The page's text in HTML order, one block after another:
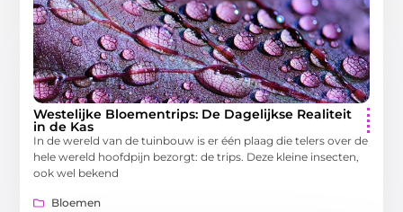
Westelijke Bloementrips: De Dagelijkse Realiteit
in de Kas
In de wereld van de tuinbouw is er één plaag die telers over de
hele wereld hoofdpijn bezorgt: de trips. Deze kleine insecten,
ook wel bekend
Bloemen